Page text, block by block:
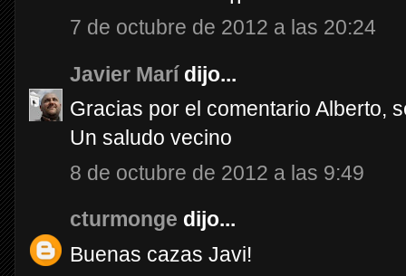
7 de octubre de 2012 a las 20:24
Javier Marídijo...
Gracias por el comentario Alberto,
Un saludo vecino
8 de octubre de 2012 a las 9:49
cturmonge dijo...
Buenas cazas Javi!